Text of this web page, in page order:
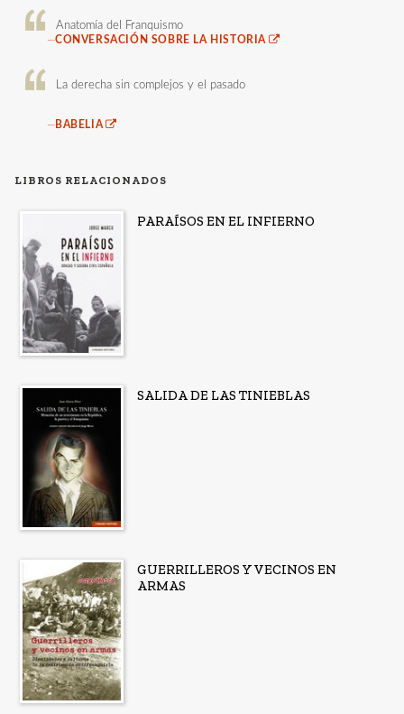
Anatomía del Franquismo
—CONVERSACIÓN SOBRE LA HISTORIA
La derecha sin complejos y el pasado
—BABELIA
LIBROS RELACIONADOS
PARAÍSOS EN EL INFIERNO
SALIDA DE LAS TINIEBLAS
GUERRILLEROS Y VECINOS EN
ARMAS